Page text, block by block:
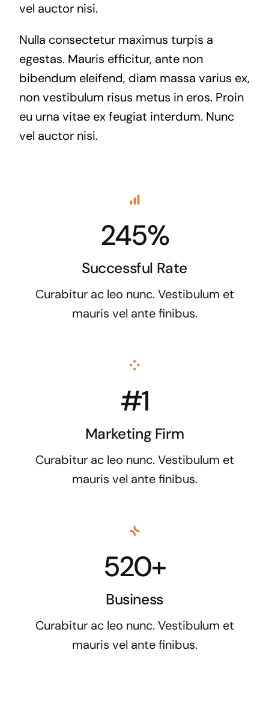
vel auctor nisi.
Nulla consectetur maximus turpis a
egestas. Mauris efficitur, ante non
bibendum eleifend, diam massa varius ex,
non vestibulum risus metus in eros. Proin
eu urna vitae ex feugiat interdum. Nunc
vel auctor nisi.
245%
Successful Rate
Curabitur ac leo nunc. Vestibulum et
mauris vel ante finibus.
#1
Marketing Firm
Curabitur ac leo nunc. Vestibulum et
mauris vel ante finibus.
520+
Business
Curabitur ac leo nunc. Vestibulum et
mauris vel ante finibus.